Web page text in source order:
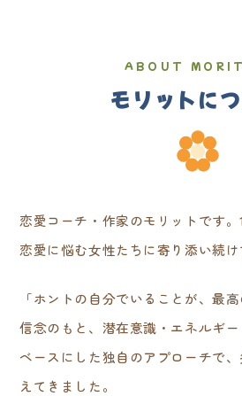
ABOUT
モリットに
恋愛コーチ・作家のモリットです。
恋愛に悩む女性たちに寄り添い続け
「ホントの自分でいることが、最
信念のもと、潜在意識・エネルギ
ベースにした独自のアプローチで
えてきました。